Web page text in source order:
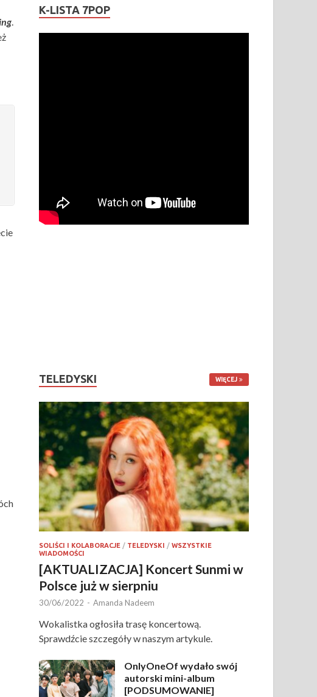
.
K-LISTA 7POP
TELEDYSKI WIĘCEJ
SOLIŚCI I KOLABORACJE / TELEDYSKI /WSZYSTKIE
WIADOMOŚCI
[AKTUALIZACJA] Koncert Sunmi w
Polsce już w sierpniu
30/06/2022 - Amanda Nadeem
Wokalistka ogłosiła trasę koncertową.
Sprawdźcie szczegóły w naszym artykule.
OnlyOneOf wydało swój
autorski mini-album
[PODSUMOWANIE]